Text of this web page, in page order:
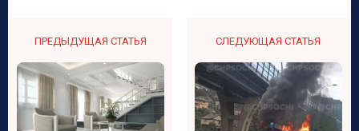
ПРЕДЫДУЩАЯ СТАТЬЯ СЛЕДУЮЩАЯ СТАТЬЯ